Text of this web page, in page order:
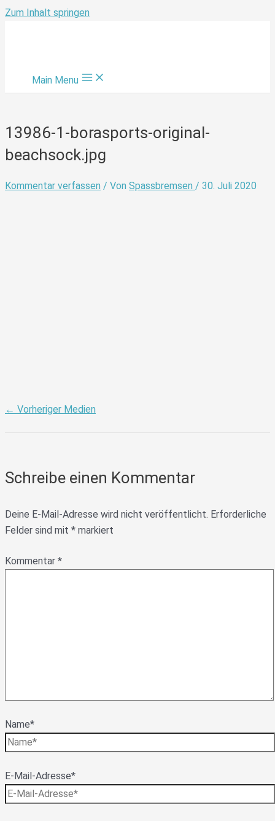
Zum Inhalt springen
Main Menu
13986-1-borasports-original-
beachsock.jpg
Kommentar verfassen / Von Spassbremsen / 30. Juli 2020
← Vorheriger Medien
Schreibe einen Kommentar
Deine E-Mail-Adresse wird nicht veröffentlicht. Erforderliche
Felder sind mit * markiert
Kommentar *
Name*
E-Mail-Adresse*